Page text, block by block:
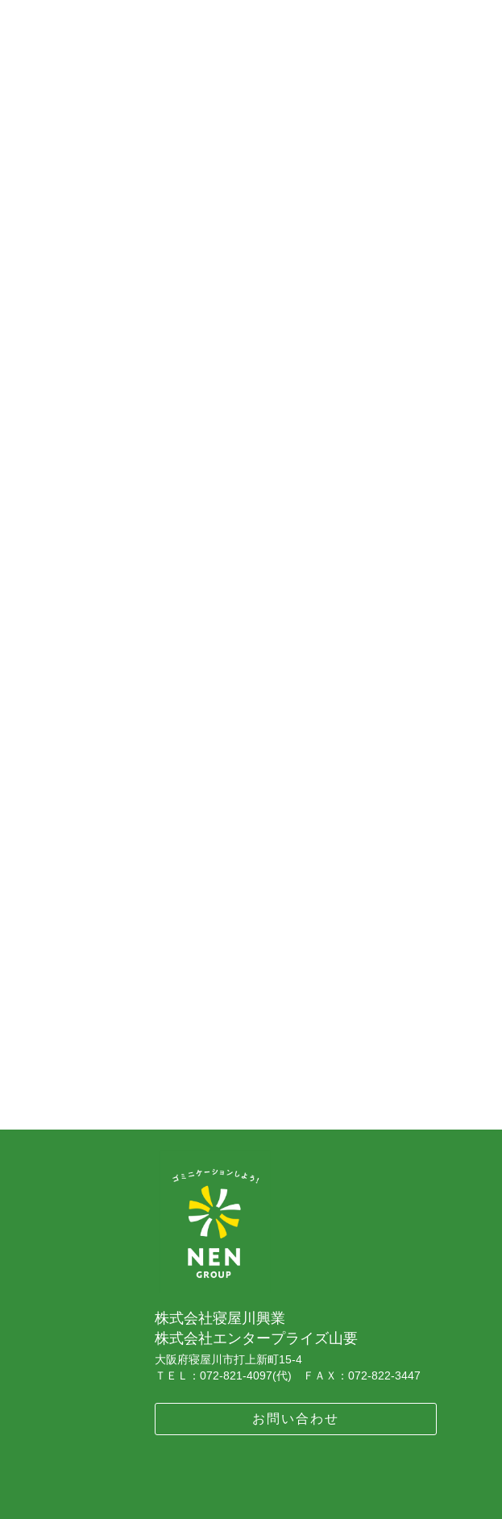
株式会社寝屋川興業
株式会社エンタープライズ山要
大阪府寝屋川市打上新町15-4
ＴＥＬ：072-821-4097(代) ＦＡＸ：072-822-3447
お問い合わせ